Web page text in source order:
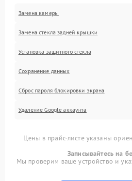
Замена камеры
Замена стекла задней крышки
Установка защитного стекла
Сохранение данных
Сброс пароля блокировки экрана
Удаление Google аккаунта
Цены в прайс-листе указаны
Записывайтесь на
Мы проверим ваше устройство и